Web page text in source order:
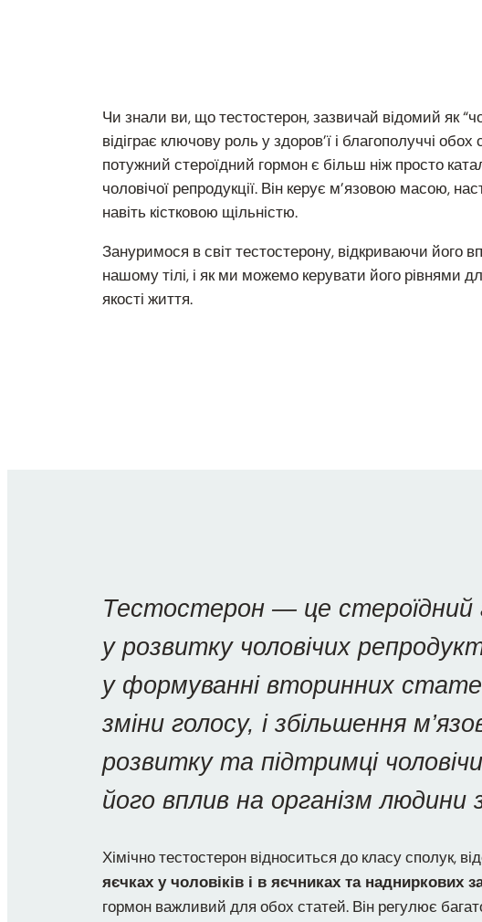
Чи знали ви, що тестостерон, зазвичай відомий як
відіграє ключову роль у здоров’ї і благополуччі
потужний стероїдний гормон є більш ніж просто
чоловічої репродукції. Він керує м’язовою масою,
навіть кістковою щільністю.
Зануримося в світ тестостерону, відкриваючи його
нашому тілі, і як ми можемо керувати його рівнями
якості життя.
Тестостерон — це стероїдний
у розвитку чоловічих
у формуванні вторинних
зміни голосу, і збільшення
розвитку та підтримці
його вплив на організм
Хімічно тестостерон відноситься до класу сполук,
яєчках у чоловіків і в яєчниках та надниркових
гормон важливий для обох статей. Він регулює